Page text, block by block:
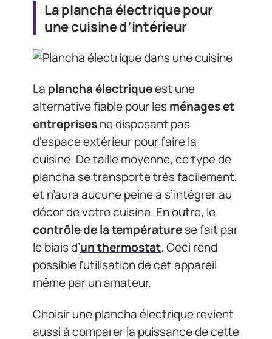
La plancha électrique pour
une cuisine d’intérieur
La plancha électriqueest une
alternative fiable pour lesménages et
entreprisesne disposant pas
d’espace extérieur pour faire la
cuisine. De taille moyenne, ce type de
plancha se transporte très facilement,
et n’aura aucune peine à s’intégrer au
décor de votre cuisine. En outre, le
contrôle de la températurese fait par
le biais d’un thermostat. Ceci rend
possible l’utilisation de cet appareil
même par un amateur.
Choisir une plancha électrique revient
aussi à comparer la puissance de cette